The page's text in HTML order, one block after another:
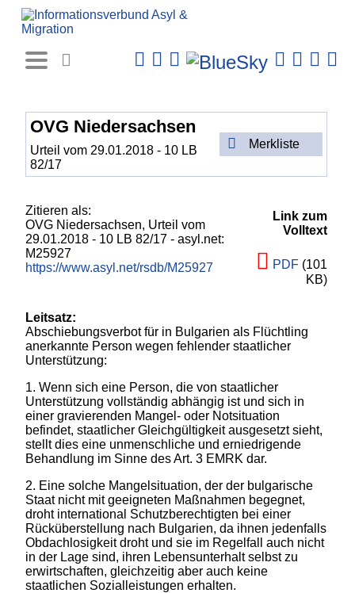
OVG Niedersachsen
Urteil vom 29.01.2018 - 10 LB
82/17
Merkliste
Zitieren als:
OVG Niedersachsen, Urteil vom
29.01.2018 - 10 LB 82/17 - asyl.net:
M25927
https://www.asyl.net/rsdb/M25927
Link zum
Volltext
PDF (101
KB)
Leitsatz:
Abschiebungsverbot für in Bulgarien als Flüchtling
anerkannte Person wegen fehlender staatlicher
Unterstützung:
1. Wenn sich eine Person, die von staatlicher
Unterstützung vollständig abhängig ist und sich in
einer gravierenden Mangel- oder Notsituation
befindet, staatlicher Gleichgültigkeit ausgesetzt sieht,
stellt dies eine unmenschliche und erniedrigende
Behandlung im Sinne des Art. 3 EMRK dar.
2. Eine solche Mangelsituation, der der bulgarische
Staat nicht mit geeigneten Maßnahmen begegnet,
droht international Schutzberechtigten bei einer
Rücküberstellung nach Bulgarien, da ihnen jedenfalls
Obdachlosigkeit droht und sie im Regelfall auch nicht
in der Lage sind, ihren Lebensunterhalt selbst zu
erwirtschaften, gleichzeitig aber auch keine
staatlichen Sozialleistungen erhalten.